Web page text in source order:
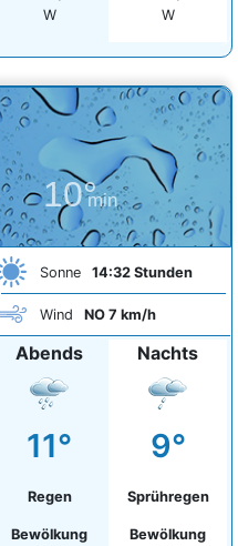
W
W
10°
min
Sonne 14:32 Stunden
Wind NO 7 km/h
Abends
11°
Regen
Bewölkung
Nachts
9°
Sprühregen
Bewölkung